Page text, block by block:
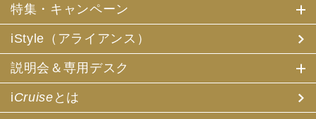
特集・キャンペーン
iStyle（アライアンス）
説明会＆専用デスク
iCruise とは